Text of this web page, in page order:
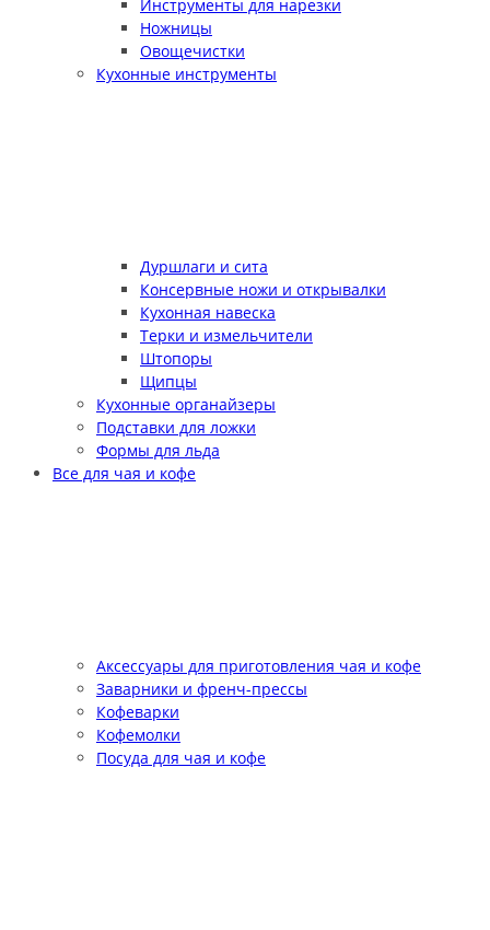
Инструменты для нарезки
Ножницы
Овощечистки
Кухонные инструменты
Дуршлаги и сита
Консервные ножи и открывалки
Кухонная навеска
Терки и измельчители
Штопоры
Щипцы
Кухонные органайзеры
Подставки для ложки
Формы для льда
Все для чая и кофе
Аксессуары для приготовления чая и кофе
Заварники и френч-прессы
Кофеварки
Кофемолки
Посуда для чая и кофе